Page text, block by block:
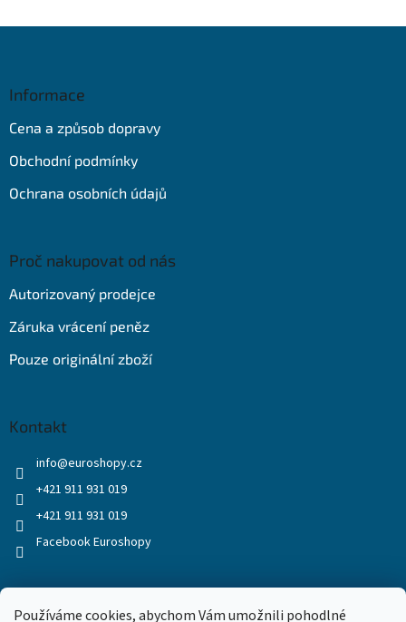
Používáme cookies, abychom Vám umožnili pohodlné
Informace
Cena a způsob dopravy
Obchodní podmínky
Ochrana osobních údajů
Proč nakupovat od nás
Autorizovaný prodejce
Záruka vrácení peněz
Pouze originální zboží
Kontakt
info@euroshopy.cz
+421 911 931 019
+421 911 931 019
Facebook Euroshopy